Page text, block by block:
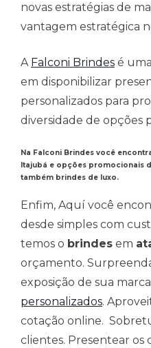
novas estratégias de
vantagem estratégica
A Falconi Brindes é
em disponibilizar
personalizados para
diversidade de opções
Na Falconi Brindes você
Itajubá e opções promocionais
também brindes de luxo.
Enfim, Aquí você
desde simples com
temos o brindes em
orçamento.
exposição de sua
personalizados.
cotação online.
clientes. Presentear os